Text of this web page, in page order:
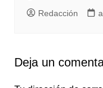
Redacción
Deja un